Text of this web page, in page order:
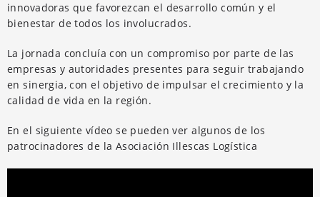
innovadoras que favorezcan el desarrollo común y el
bienestar de todos los involucrados.
La jornada concluía con un compromiso por parte de las
empresas y autoridades presentes para seguir trabajando
en sinergia, con el objetivo de impulsar el crecimiento y la
calidad de vida en la región.
En el siguiente vídeo se pueden ver algunos de los
patrocinadores de la Asociación Illescas Logística